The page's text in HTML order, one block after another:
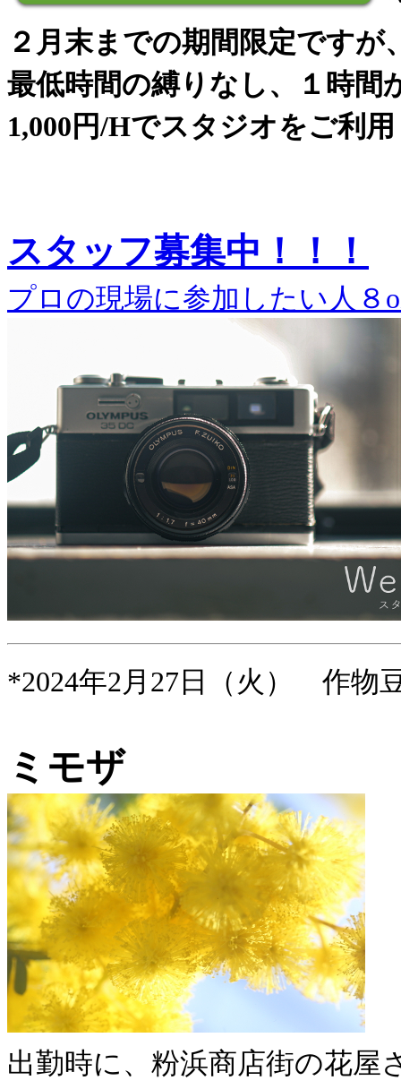
２月末までの期間限定ですが
最低時間の縛りなし、１時間
1,000円/Hでスタジオをご利
スタッフ募集中！！！
プロの現場に参加したい人８
*2024年2月27日（火） 作物
ミモザ
出勤時に、粉浜商店街の花屋